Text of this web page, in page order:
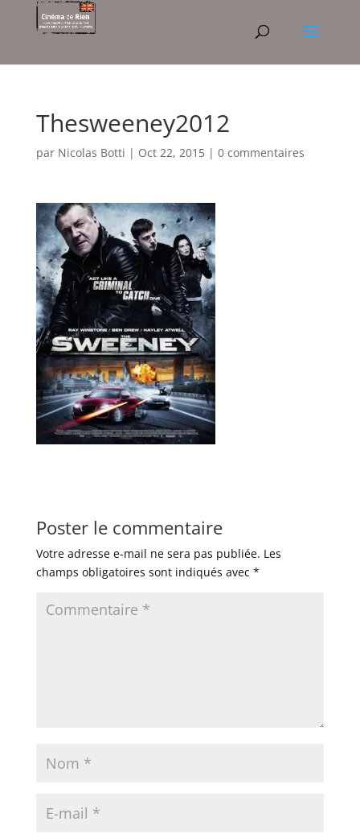
Thesweeney2012
par Nicolas Botti | Oct 22, 2015| 0 commentaires
Poster le commentaire
Votre adresse e-mail ne sera pas publiée. Les
champs obligatoires sont indiqués avec *